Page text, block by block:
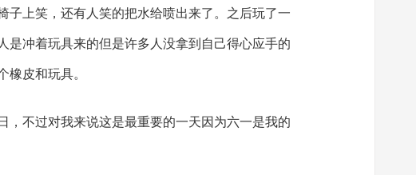
子上笑，还有人笑的把水给喷出来了。之后玩了一
是冲着玩具来的但是许多人没拿到自己得心应手的
橡皮和玩具。
，不过对我来说这是最重要的一天因为六一是我的